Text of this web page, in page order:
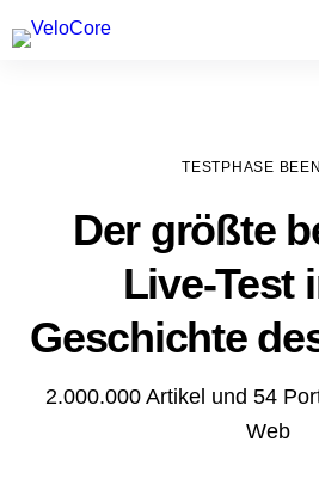
Agenturen & Webdesigner
TESTPHASE
Der größte
Live-Test
Geschichte
2.000.000 Artikel und 54
Web